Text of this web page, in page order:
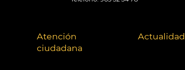
Atención
ciudadana
Actualidad